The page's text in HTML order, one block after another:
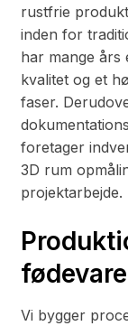
rustfrie
inden for
har mange års
kvalitet og et
faser.
foretager
3D rum
projektarbejde.
Vi bygger